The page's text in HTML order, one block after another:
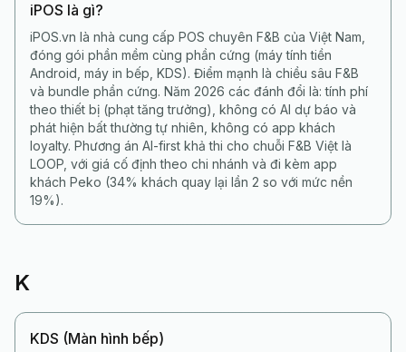
iPOS là gì?
iPOS.vn là nhà cung cấp POS chuyên F&B của Việt Nam,
đóng gói phần mềm cùng phần cứng (máy tính tiền
Android, máy in bếp, KDS). Điểm mạnh là chiều sâu F&B
và bundle phần cứng. Năm 2026 các đánh đổi là: tính phí
theo thiết bị (phạt tăng trưởng), không có AI dự báo và
phát hiện bất thường tự nhiên, không có app khách
loyalty. Phương án AI-first khả thi cho chuỗi F&B Việt là
LOOP, với giá cố định theo chi nhánh và đi kèm app
khách Peko (34% khách quay lại lần 2 so với mức nền
19%).
K
KDS (Màn hình bếp)